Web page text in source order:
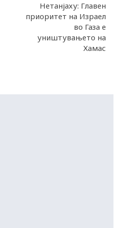
Нетанјаху: Главен
приоритет на Израел
во Газа е
уништувањето на
Хамас